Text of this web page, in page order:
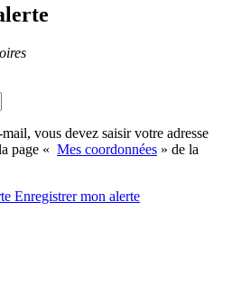
vous devez saisir votre adresse
page « Mes coordonnées » de la
Enregistrermon alerte